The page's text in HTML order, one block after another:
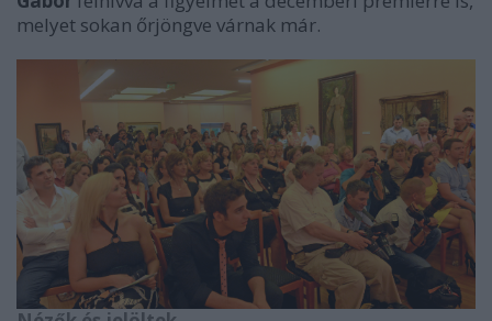
melyet sokan őrjöngve várnak már.